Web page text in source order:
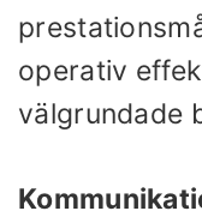
operativ
välgrundade